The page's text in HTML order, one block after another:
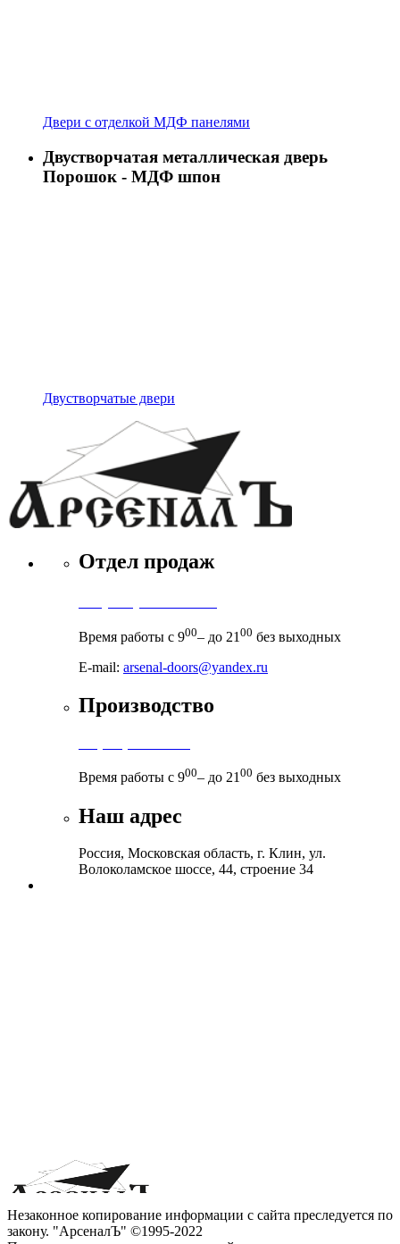
Двери с отделкой МДФ панелями
Двустворчатая металлическая дверь
Порошок - МДФ шпон
Двустворчатые двери
Отдел продаж
Время работы с 900– до 2100 без выходных
E-mail: arsenal-doors@yandex.ru
Производство
Время работы с 900– до 2100 без выходных
Наш адрес
Россия, Московская область, г. Клин, ул.
Волоколамское шоссе, 44, строение 34
Незаконное копирование информации с сайта преследуется по
закону. "АрсеналЪ" ©1995-2022